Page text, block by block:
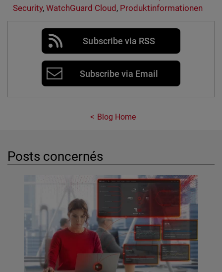
Security, WatchGuard Cloud, Produktinformationen
Subscribe via RSS
Subscribe via Email
Blog Home
Posts concernés